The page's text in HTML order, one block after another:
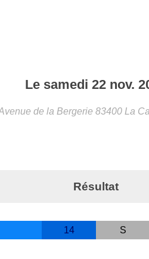
Le samedi 22 nov.
de la Bergerie 83400 La
Résultat
14 S